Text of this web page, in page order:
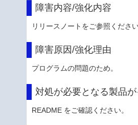
障害内容/強化内容
リリースノートをご参照くださ
障害原因/強化理由
プログラムの問題のため。
対処が必要となる製品
README をご確認ください。